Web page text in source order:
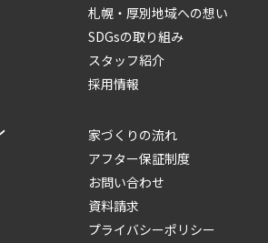
札幌・厚別地域への想い
SDGsの取り組み
スタッフ紹介
採用情報
家づくりの流れ
アフター保証制度
お問い合わせ
資料請求
プライバシーポリシー